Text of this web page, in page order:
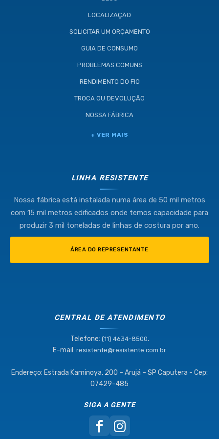
Industria e Comercio de Linhas
(11) 4634-8500
LOCALIZAÇÃO
SOLICITAR UM ORÇAMENTO
GUIA DE CONSUMO
PROBLEMAS COMUNS
RENDIMENTO DO FIO
TROCA OU DEVOLUÇÃO
NOSSA FÁBRICA
+ VER MAIS
LINHA RESISTENTE
Nossa fábrica está instalada numa área de 50 mil metros
com 15 mil metros edificados onde temos capacidade para
produzir 3 mil toneladas de linhas de costura por ano.
ÁREA DO REPRESENTANTE
CENTRAL DE ATENDIMENTO
Telefone: (11) 4634-8500.
E-mail: resistente@resistente.com.br
Endereço: Estrada Kaminoya, 200 – Arujá – SP Caputera - Cep:
07429-485
SIGA A GENTE